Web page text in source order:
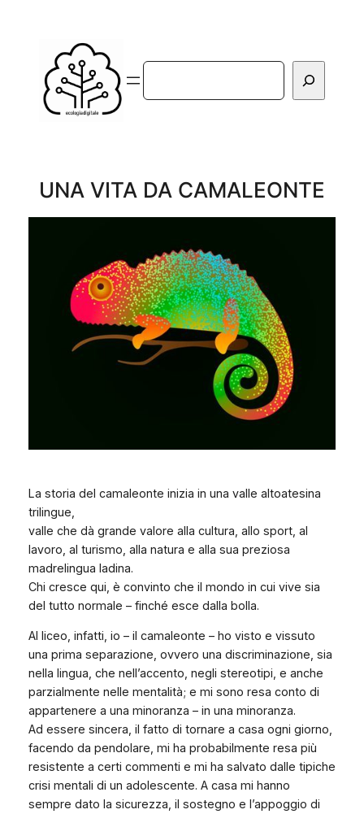
contenuto
Cerca
UNA VITA DA CAMALEONTE
La storia del camaleonte inizia in una valle altoatesina
trilingue,
valle che dà grande valore alla cultura, allo sport, al
lavoro, al turismo, alla natura e alla sua preziosa
madrelingua ladina.
Chi cresce qui, è convinto che il mondo in cui vive sia
del tutto normale – finché esce dalla bolla.
Al liceo, infatti, io – il camaleonte – ho visto e vissuto
una prima separazione, ovvero una discriminazione, sia
nella lingua, che nell’accento, negli stereotipi, e anche
parzialmente nelle mentalità; e mi sono resa conto di
appartenere a una minoranza – in una minoranza.
Ad essere sincera, il fatto di tornare a casa ogni giorno,
facendo da pendolare, mi ha probabilmente resa più
resistente a certi commenti e mi ha salvato dalle tipiche
crisi mentali di un adolescente. A casa mi hanno
sempre dato la sicurezza, il sostegno e l’appoggio di